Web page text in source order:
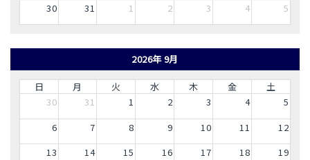
30
31 1 2 3 4 5
2026年 9月
日 月 火 水 木 金
土
30
31 1 2 3 4
5
6
7 8 9 10 11
12
13
14 15 16 17 18
19